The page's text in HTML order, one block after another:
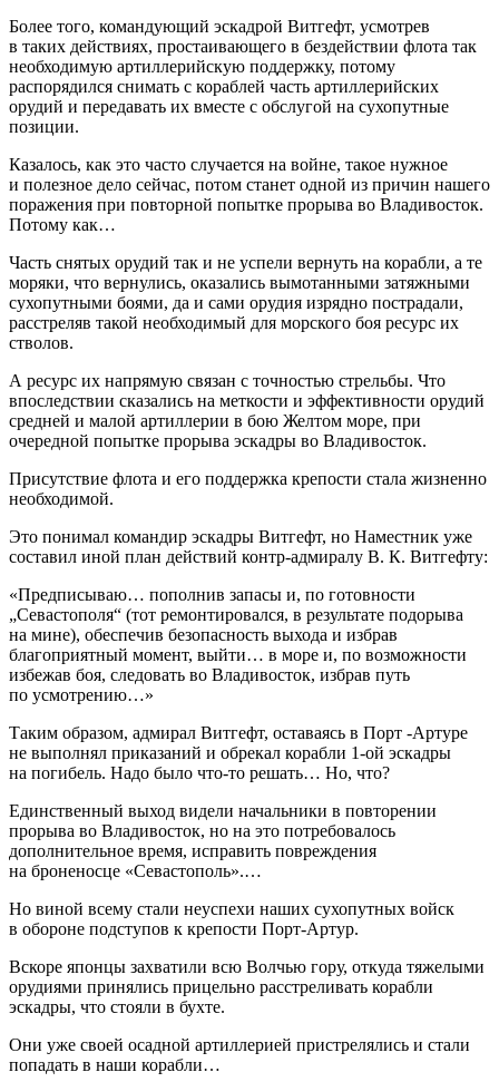
Более того, командующий эскадрой Витгефт, усмотрев
в таких действиях, простаивающего в бездействии флота так
необходимую артиллерийскую поддержку, потому
распорядился снимать с кораблей часть артиллерийских
орудий и передавать их вместе с обслугой на сухопутные
позиции.
Казалось, как это часто случается на войне, такое нужное
и полезное дело сейчас, потом станет одной из причин нашего
поражения при повторной попытке прорыва во Владивосток.
Потому как…
Часть снятых орудий так и не успели вернуть на корабли, а те
моряки, что вернулись, оказались вымотанными затяжными
сухопутными боями, да и сами орудия изрядно пострадали,
расстреляв такой необходимый для морского боя ресурс их
стволов.
А ресурс их напрямую связан с точностью стрельбы. Что
впоследствии сказались на меткости и эффективности орудий
средней и малой артиллерии в бою Желтом море, при
очередной попытке прорыва эскадры во Владивосток.
Присутствие флота и его поддержка крепости стала жизненно
необходимой.
Это понимал командир эскадры Витгефт, но Наместник уже
составил иной план действий контр-адмиралу В. К. Витгефту:
«Предписываю… пополнив запасы и, по готовности
„Севастополя“ (тот ремонтировался, в результате подорыва
на мине), обеспечив безопасность выхода и избрав
благоприятный момент, выйти… в море и, по возможности
избежав боя, следовать во Владивосток, избрав путь
по усмотрению…»
Таким образом, адмирал Витгефт, оставаясь в Порт -Артуре
не выполнял приказаний и обрекал корабли 1-ой эскадры
на погибель. Надо было что-то решать… Но, что?
Единственный выход видели начальники в повторении
прорыва во Владивосток, но на это потребовалось
дополнительное время, исправить повреждения
на броненосце «Севастополь».…
Но виной всему стали неуспехи наших сухопутных войск
в обороне подступов к крепости Порт-Артур.
Вскоре японцы захватили всю Волчью гору, откуда тяжелыми
орудиями принялись прицельно расстреливать корабли
эскадры, что стояли в бухте.
Они уже своей осадной артиллерией пристрелялись и стали
попадать в наши корабли…